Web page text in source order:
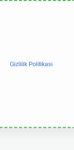
Gizlilik Politikası